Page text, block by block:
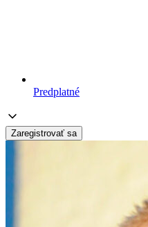
Predplatné
Zaregistrovať sa